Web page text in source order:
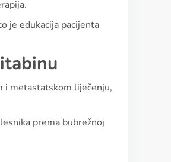
je edukacija pacijenta
i metastatskom liječenju,
prema bubrežnoj